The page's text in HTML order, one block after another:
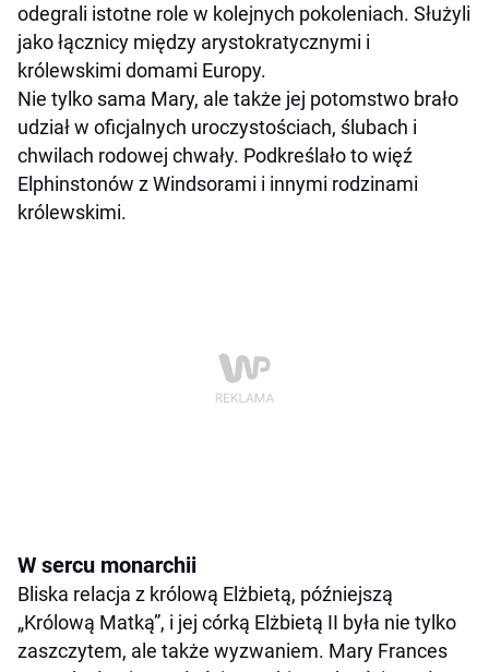
odegrali istotne role w kolejnych pokoleniach. Służyli
jako łącznicy między arystokratycznymi i
królewskimi domami Europy.
Nie tylko sama Mary, ale także jej potomstwo brało
udział w oficjalnych uroczystościach, ślubach i
chwilach rodowej chwały. Podkreślało to więź
Elphinstonów z Windsorami i innymi rodzinami
królewskimi.
W sercu monarchii
Bliska relacja z królową Elżbietą, późniejszą
„Królową Matką”, i jej córką Elżbietą II była nie tylko
zaszczytem, ale także wyzwaniem. Mary Frances